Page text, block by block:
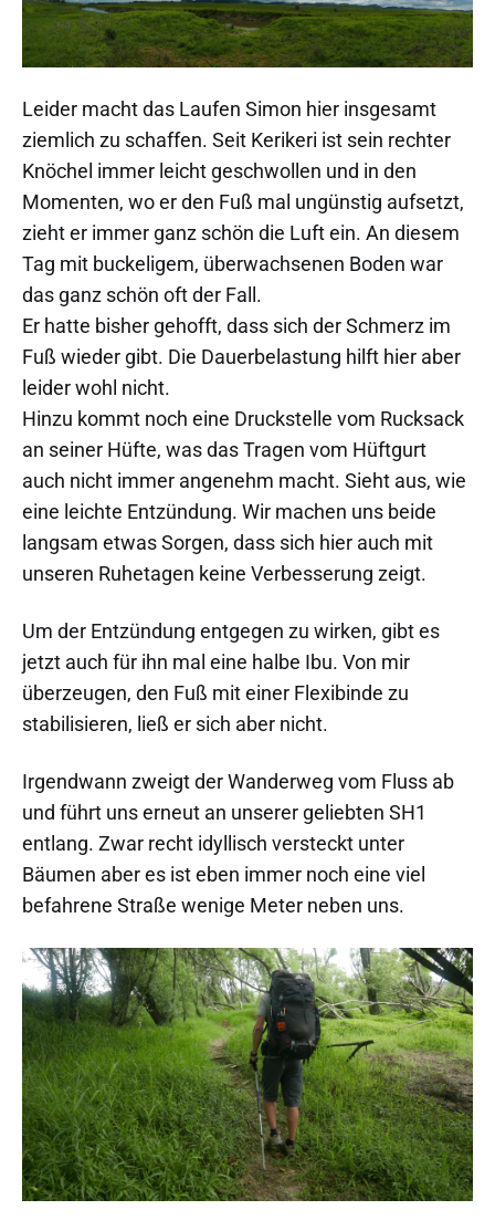
Leider macht das Laufen Simon hier insgesamt
ziemlich zu schaffen. Seit Kerikeri ist sein rechter
Knöchel immer leicht geschwollen und in den
Momenten, wo er den Fuß mal ungünstig aufsetzt,
zieht er immer ganz schön die Luft ein. An diesem
Tag mit buckeligem, überwachsenen Boden war
das ganz schön oft der Fall.
Er hatte bisher gehofft, dass sich der Schmerz im
Fuß wieder gibt. Die Dauerbelastung hilft hier aber
leider wohl nicht.
Hinzu kommt noch eine Druckstelle vom Rucksack
an seiner Hüfte, was das Tragen vom Hüftgurt
auch nicht immer angenehm macht. Sieht aus, wie
eine leichte Entzündung. Wir machen uns beide
langsam etwas Sorgen, dass sich hier auch mit
unseren Ruhetagen keine Verbesserung zeigt.
Um der Entzündung entgegen zu wirken, gibt es
jetzt auch für ihn mal eine halbe Ibu. Von mir
überzeugen, den Fuß mit einer Flexibinde zu
stabilisieren, ließ er sich aber nicht.
Irgendwann zweigt der Wanderweg vom Fluss ab
und führt uns erneut an unserer geliebten SH1
entlang. Zwar recht idyllisch versteckt unter
Bäumen aber es ist eben immer noch eine viel
befahrene Straße wenige Meter neben uns.